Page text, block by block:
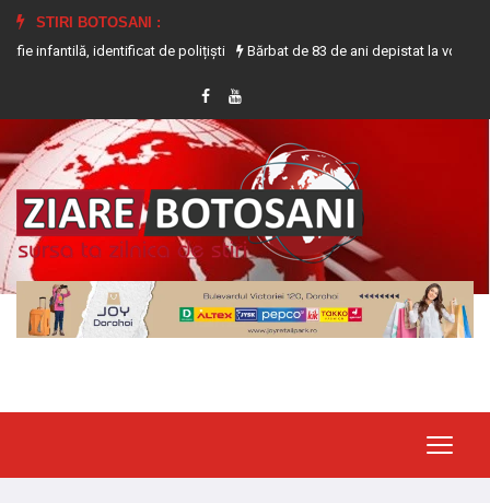
STIRI BOTOSANI :
identificat de polițiști
Bărbat de 83 de ani depistat la volanul unui